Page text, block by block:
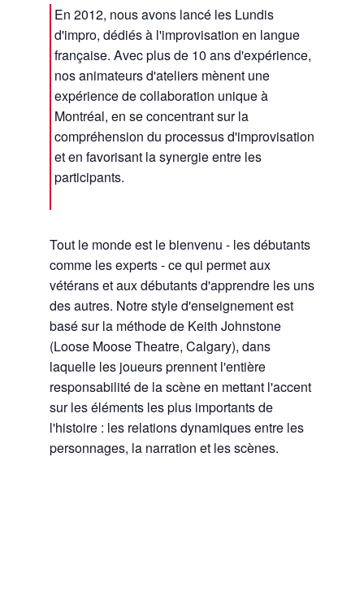
En 2012, nous avons lancé les Lundis
d'impro, dédiés à l'improvisation en langue
française. Avec plus de 10 ans d'expérience,
nos animateurs d'ateliers mènent une
expérience de collaboration unique à
Montréal, en se concentrant sur la
compréhension du processus d'improvisation
et en favorisant la synergie entre les
participants.
Tout le monde est le bienvenu - les débutants
comme les experts - ce qui permet aux
vétérans et aux débutants d'apprendre les uns
des autres. Notre style d'enseignement est
basé sur la méthode de Keith Johnstone
(Loose Moose Theatre, Calgary), dans
laquelle les joueurs prennent l'entière
responsabilité de la scène en mettant l'accent
sur les éléments les plus importants de
l'histoire : les relations dynamiques entre les
personnages, la narration et les scènes.